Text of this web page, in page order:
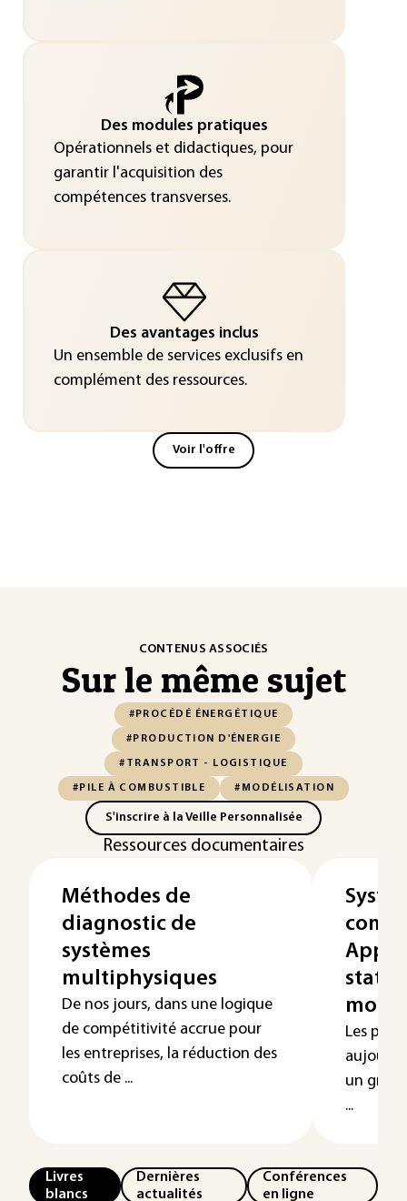
Des modules pratiques
Opérationnels et didactiques, pour
garantir l'acquisition des
compétences transverses.
Des avantages inclus
Un ensemble de services exclusifs en
complément des ressources.
Voir l'offre
CONTENUS ASSOCIÉS
Sur le même sujet
#PROCÉDÉ ÉNERGÉTIQUE
#PRODUCTION D'ÉNERGIE
#TRANSPORT - LOGISTIQUE
#PILE À COMBUSTIBLE #MODÉLISATION
S'inscrire à la Veille Personnalisée
Ressources documentaires
Méthodes de
diagnostic de
systèmes
multiphysiques
De nos jours, dans une logique
de compétitivité accrue pour
les entreprises, la réduction des
coûts de ...
Les
un
...
Livres
blancs
Dernières
actualités
Conférences
en ligne